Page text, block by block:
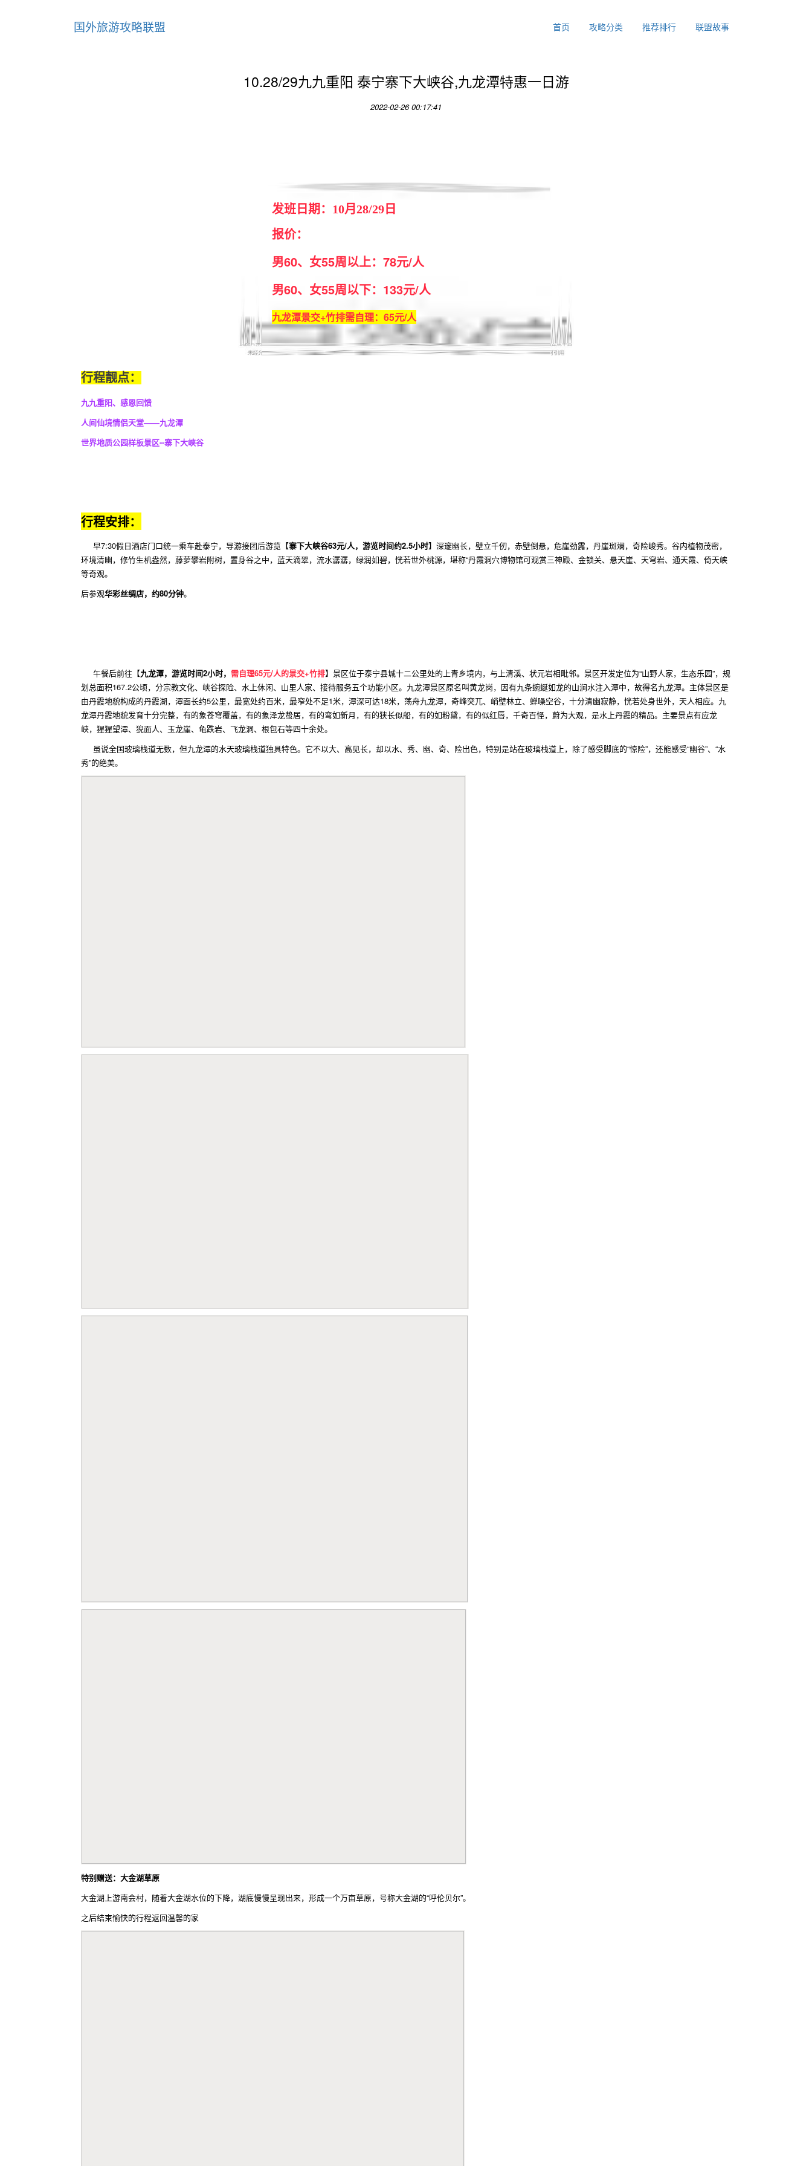
国外旅游攻略联盟 首页 攻略分类 推荐排行 联盟故事
10.28/29九九重阳 泰宁寨下大峡谷,九龙潭特惠一日游
2022-02-26 00:17:41
发班日期：10月28/29日
报价：
男60、女55周以上：78元/人
男60、女55周以下：133元/人
九龙潭景交+竹排需自理：65元/人
行程靓点：
九九重阳、感恩回馈
人间仙境情侣天堂——九龙潭
世界地质公园样板景区--寨下大峡谷
行程安排：
早7:30假日酒店门口统一乘车赴泰宁，导游接团后游览【寨下大峡谷63元/人，游览时间约2.5小时】深邃幽长，壁立千仞，赤壁倒悬，危崖劲露，丹崖斑斓，奇险峻秀。谷内植物茂密，
环境清幽，修竹生机盎然，藤萝攀岩附树，置身谷之中，蓝天滴翠，流水潺潺，绿润如碧，恍若世外桃源，堪称“丹霞洞穴博物馆可观赏三神殿、金锁关、悬天崖、天穹岩、通天霞、倚天峡
等奇观。
后参观华彩丝绸店，约80分钟。
午餐后前往【九龙潭，游览时间2小时， 需自理65元/人的景交+竹排】景区位于泰宁县城十二公里处的上青乡境内，与上清溪、状元岩相毗邻。景区开发定位为“山野人家，生态乐园”，规
划总面积167.2公顷，分宗教文化、峡谷探险、水上休闲、山里人家、接待服务五个功能小区。九龙潭景区原名叫黄龙岗，因有九条蜿蜒如龙的山涧水注入潭中，故得名九龙潭。主体景区是
由丹霞地貌构成的丹霞湖，潭面长约5公里，最宽处约百米，最窄处不足1米，潭深可达18米，荡舟九龙潭，奇峰突兀、峭壁林立、蝉噪空谷，十分清幽寂静，恍若处身世外，天人相应。九
龙潭丹霞地貌发育十分完整，有的象苍穹覆盖，有的象泽龙蛰居，有的弯如新月，有的狭长似船，有的如粉黛，有的似红唇，千奇百怪，蔚为大观，是水上丹霞的精品。主要景点有应龙
峡，猩猩望潭、猊面人、玉龙崖、龟跌岩、飞龙洞、根包石等四十余处。
虽说全国玻璃栈道无数，但九龙潭的水天玻璃栈道独具特色。它不以大、高见长，却以水、秀、幽、奇、险出色，特别是站在玻璃栈道上，除了感受脚底的“惊险”，还能感受“幽谷”、“水
秀”的绝美。
特别赠送：大金湖草原
大金湖上游南会村，随着大金湖水位的下降，湖底慢慢呈现出来，形成一个万亩草原，号称大金湖的“呼伦贝尔”。
之后结束愉快的行程返回温馨的家